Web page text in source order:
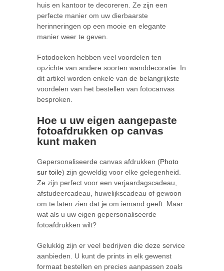
huis en kantoor te decoreren. Ze zijn een
perfecte manier om uw dierbaarste
herinneringen op een mooie en elegante
manier weer te geven.
Fotodoeken hebben veel voordelen ten
opzichte van andere soorten wanddecoratie. In
dit artikel worden enkele van de belangrijkste
voordelen van het bestellen van fotocanvas
besproken.
Hoe u uw eigen aangepaste
fotoafdrukken op canvas
kunt maken
Gepersonaliseerde canvas afdrukken (Photo
sur toile) zijn geweldig voor elke gelegenheid.
Ze zijn perfect voor een verjaardagscadeau,
afstudeercadeau, huwelijkscadeau of gewoon
om te laten zien dat je om iemand geeft. Maar
wat als u uw eigen gepersonaliseerde
fotoafdrukken wilt?
Gelukkig zijn er veel bedrijven die deze service
aanbieden. U kunt de prints in elk gewenst
formaat bestellen en precies aanpassen zoals